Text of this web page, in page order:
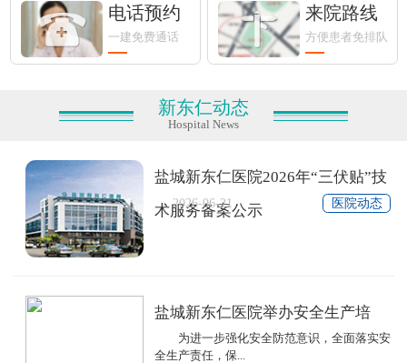
电话预约
一建免费通话
来院路线
方便患者免排队
新东仁动态
Hospital News
盐城新东仁医院2026年“三伏贴”技
术服务备案公示
2026-06-21 医院动态
盐城新东仁医院举办安全生产培
为进一步强化安全防范意识，全面落实安
全生产责任，保...